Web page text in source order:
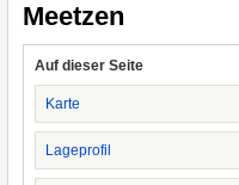
Meetzen
Auf dieser Seite
Karte
Lageprofil